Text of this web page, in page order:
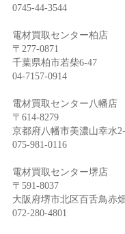
0745-44-3544
電材買取センター柏店
〒277-0871
千葉県柏市若柴6-47
04-7157-0914
電材買取センター八幡店
〒614-8279
京都府八幡市美濃山幸水
075-981-0116
電材買取センター堺店
〒591-8037
大阪府堺市北区百舌鳥赤
072-280-4801